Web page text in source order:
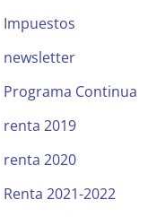
Impuestos
newsletter
Programa Continua
renta 2019
renta 2020
Renta 2021-2022